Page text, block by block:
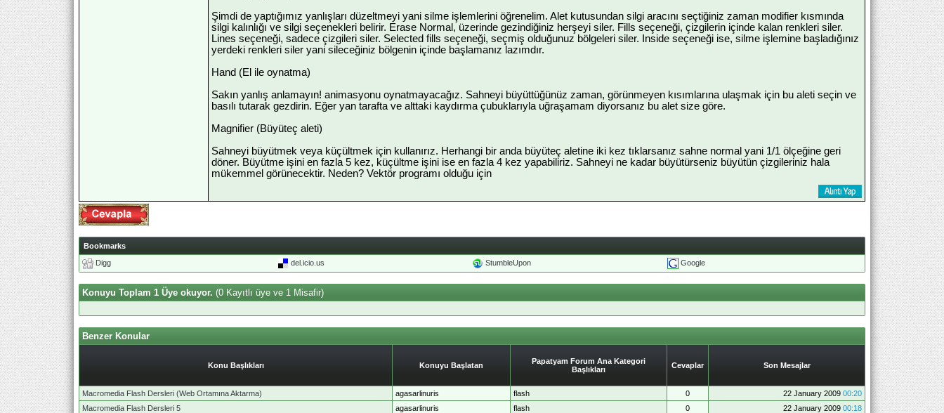
Şimdi de yaptığımız yanlışları düzeltmeyi yani silme işlemlerini öğrenelim. Alet kutusundan silgi aracını seçtiğiniz zaman modifier kısmında
silgi kalınlığı ve silgi seçenekleri belirir. Erase Normal, üzerinde gezindiğiniz herşeyi siler. Fills seçeneği, çizgilerin içinde kalan renkleri siler.
Lines seçeneği, sadece çizgileri siler. Selected fills seçeneği, seçmiş olduğunuz bölgeleri siler. Inside seçeneği ise, silme işlemine başladığınız
yerdeki renkleri siler yani sileceğiniz bölgenin içinde başlamanız lazımdır.
Hand (El ile oynatma)
Sakın yanlış anlamayın! animasyonu oynatmayacağız. Sahneyi büyüttüğünüz zaman, görünmeyen kısımlarına ulaşmak için bu aleti seçin ve
basılı tutarak gezdirin. Eğer yan tarafta ve alttaki kaydırma çubuklarıyla uğraşamam diyorsanız bu alet size göre.
Magnifier (Büyüteç aleti)
Sahneyi büyütmek veya küçültmek için kullanırız. Herhangi bir anda büyüteç aletine iki kez tıklarsanız sahne normal yani 1/1 ölçeğine geri
döner. Büyütme işini en fazla 5 kez, küçültme işini ise en fazla 4 kez yapabiliriz. Sahneyi ne kadar büyütürseniz büyütün çizgileriniz hala
mükemmel görünecektir. Neden? Vektör programı olduğu için
Bookmarks
Digg
del.icio.us StumbleUpon Google
Konuyu Toplam 1 Üye okuyor. (0 Kayıtlı üye ve 1 Misafir)
Benzer Konular
Konu Başlıkları Konuyu Başlatan
Papatyam Forum Ana Kategori
Başlıkları
Cevaplar Son Mesajlar
Macromedia Flash Dersleri (Web Ortamına Aktarma) agasarlinuris flash 0 22 January 2009 00:20
Macromedia Flash Dersleri 5
agasarlinuris flash 0 22 January 2009 00:18